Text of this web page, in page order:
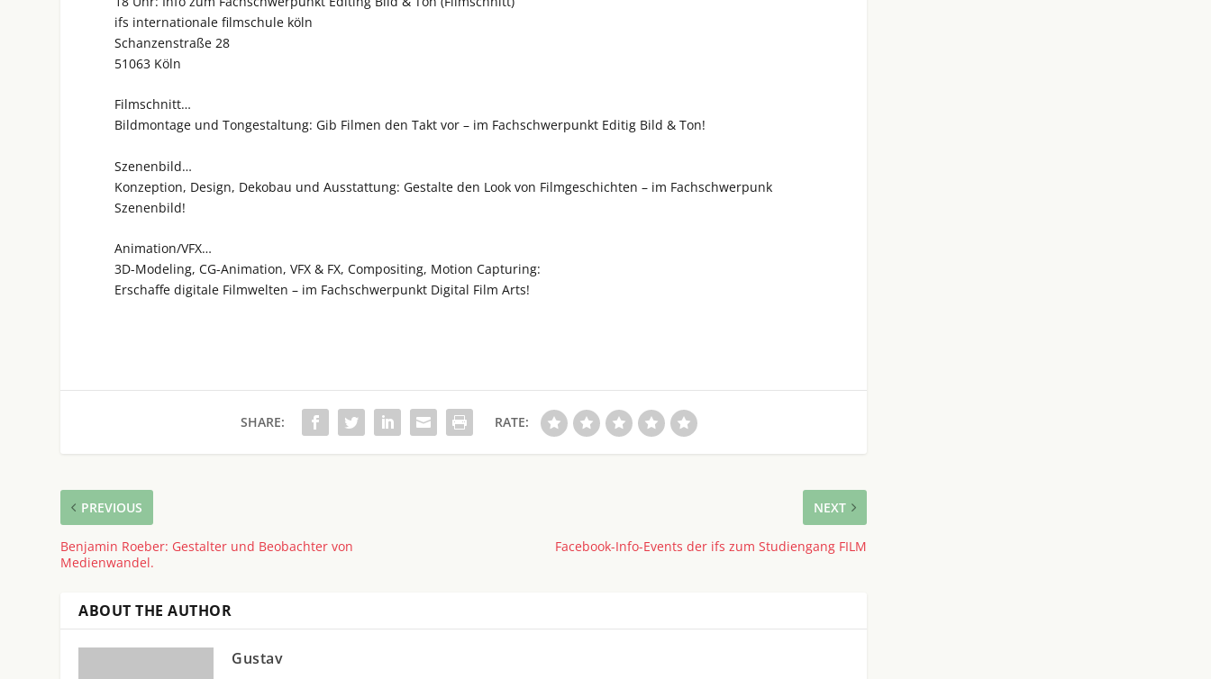
ifs internationale filmschule köln
Schanzenstraße 28
51063 Köln
Filmschnitt…
Bildmontage und Tongestaltung: Gib Filmen den Takt vor – im Fachschwerpunkt Editig Bild & Ton!
Szenenbild…
Konzeption, Design, Dekobau und Ausstattung: Gestalte den Look von Filmgeschichten – im Fachschwerpunk
Szenenbild!
Animation/VFX…
3D-Modeling, CG-Animation, VFX & FX, Compositing, Motion Capturing:
Erschaffe digitale Filmwelten – im Fachschwerpunkt Digital Film Arts!
SHARE: RATE:
PREVIOUS
Benjamin Roeber: Gestalter und Beobachter von
Medienwandel.
NEXT
Facebook-Info-Events der ifs zum Studiengang FILM
ABOUT THE AUTHOR
Gustav